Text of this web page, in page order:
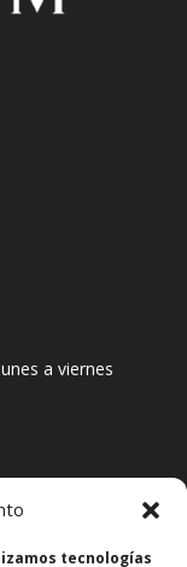
tecnologías
a viernes